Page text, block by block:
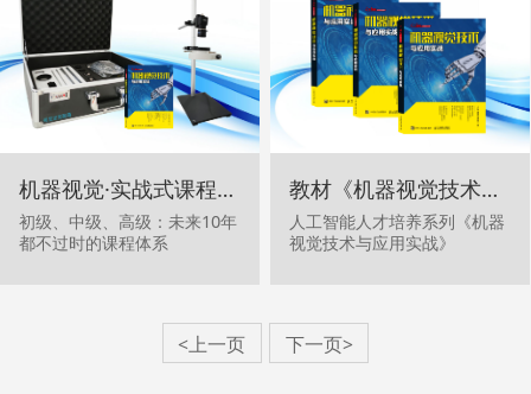
机器视觉·实战式课程体系建设
初级、中级、高级：未来10年
都不过时的课程体系
教材《机器视觉技术与应用实战》
人工智能人才培养系列《机器
视觉技术与应用实战》
<上一页 下一页>